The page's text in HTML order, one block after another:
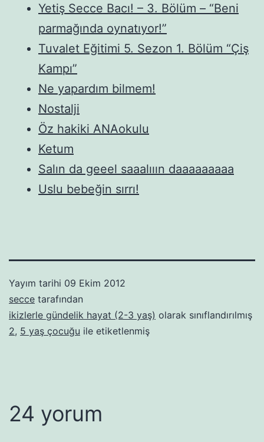
Yetiş Secce Bacı! – 3. Bölüm – “Beni
parmağında oynatıyor!”
Tuvalet Eğitimi 5. Sezon 1. Bölüm “Çiş
Kampı”
Ne yapardım bilmem!
Nostalji
Öz hakiki ANAokulu
Ketum
Salın da geeel saaalııın daaaaaaaaa
Uslu bebeğin sırrı!
Yayım tarihi 09 Ekim 2012
secce tarafından
ikizlerle gündelik hayat (2-3 yaş) olarak sınıflandırılmış
2, 5 yaş çocuğu ile etiketlenmiş
24 yorum